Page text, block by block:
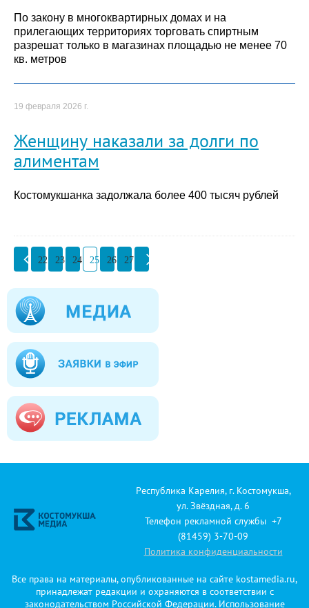
По закону в многоквартирных домах и на
прилегающих территориях торговать спиртным
разрешат только в магазинах площадью не менее 70
кв. метров
19 февраля 2026 г.
Женщину наказали за долги по
алиментам
Костомукшанка задолжала более 400 тысяч рублей
22 23 24 25 26 27
Республика Карелия, г. Костомукша,
ул. Звёздная, д. 6
Телефон рекламной службы +7
(81459) 3-70-09
Политика конфиденциальности
Все права на материалы, опубликованные на сайте kostamedia.ru,
принадлежат редакции и охраняются в соответствии с
законодательством Российской Федерации. Использование